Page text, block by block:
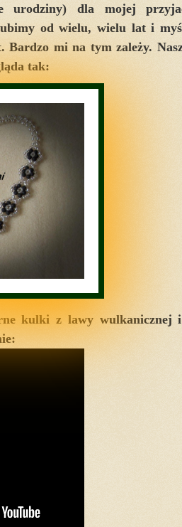
urodziny) dla mojej
od wielu, wielu lat i
Bardzo mi na tym zależy.
tak:
kulki z lawy wulkanicznej i